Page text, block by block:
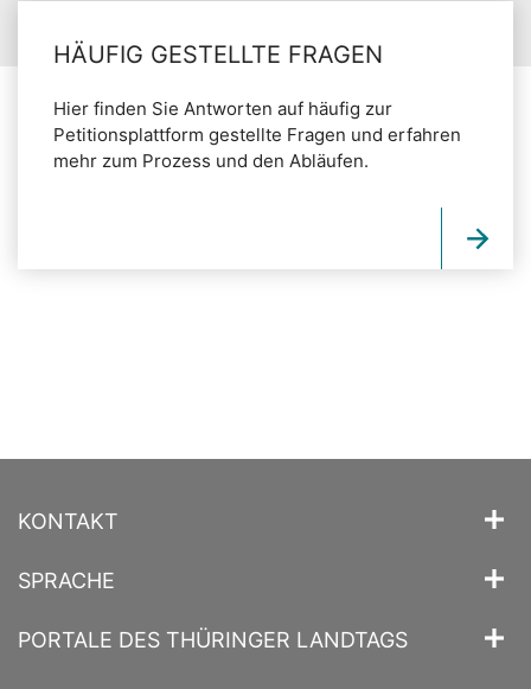
HÄUFIG GESTELLTE FRAGEN
Hier finden Sie Antworten auf häufig zur
Petitionsplattform gestellte Fragen und erfahren
mehr zum Prozess und den Abläufen.
KONTAKT
SPRACHE
PORTALE DES THÜRINGER LANDTAGS